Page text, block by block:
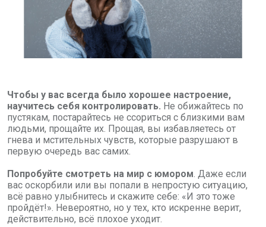
Чтобы у вас всегда было хорошее настроение,
научитесь себя контролировать. Не обижайтесь по
пустякам, постарайтесь не ссориться с близкими вам
людьми, прощайте их. Прощая, вы избавляетесь от
гнева и мстительных чувств, которые разрушают в
первую очередь вас самих.
Попробуйте смотреть на мир с юмором. Даже если
вас оскорбили или вы попали в непростую ситуацию,
всё равно улыбнитесь и скажите себе: «И это тоже
пройдёт!». Невероятно, но у тех, кто искренне верит,
действительно, всё плохое уходит.